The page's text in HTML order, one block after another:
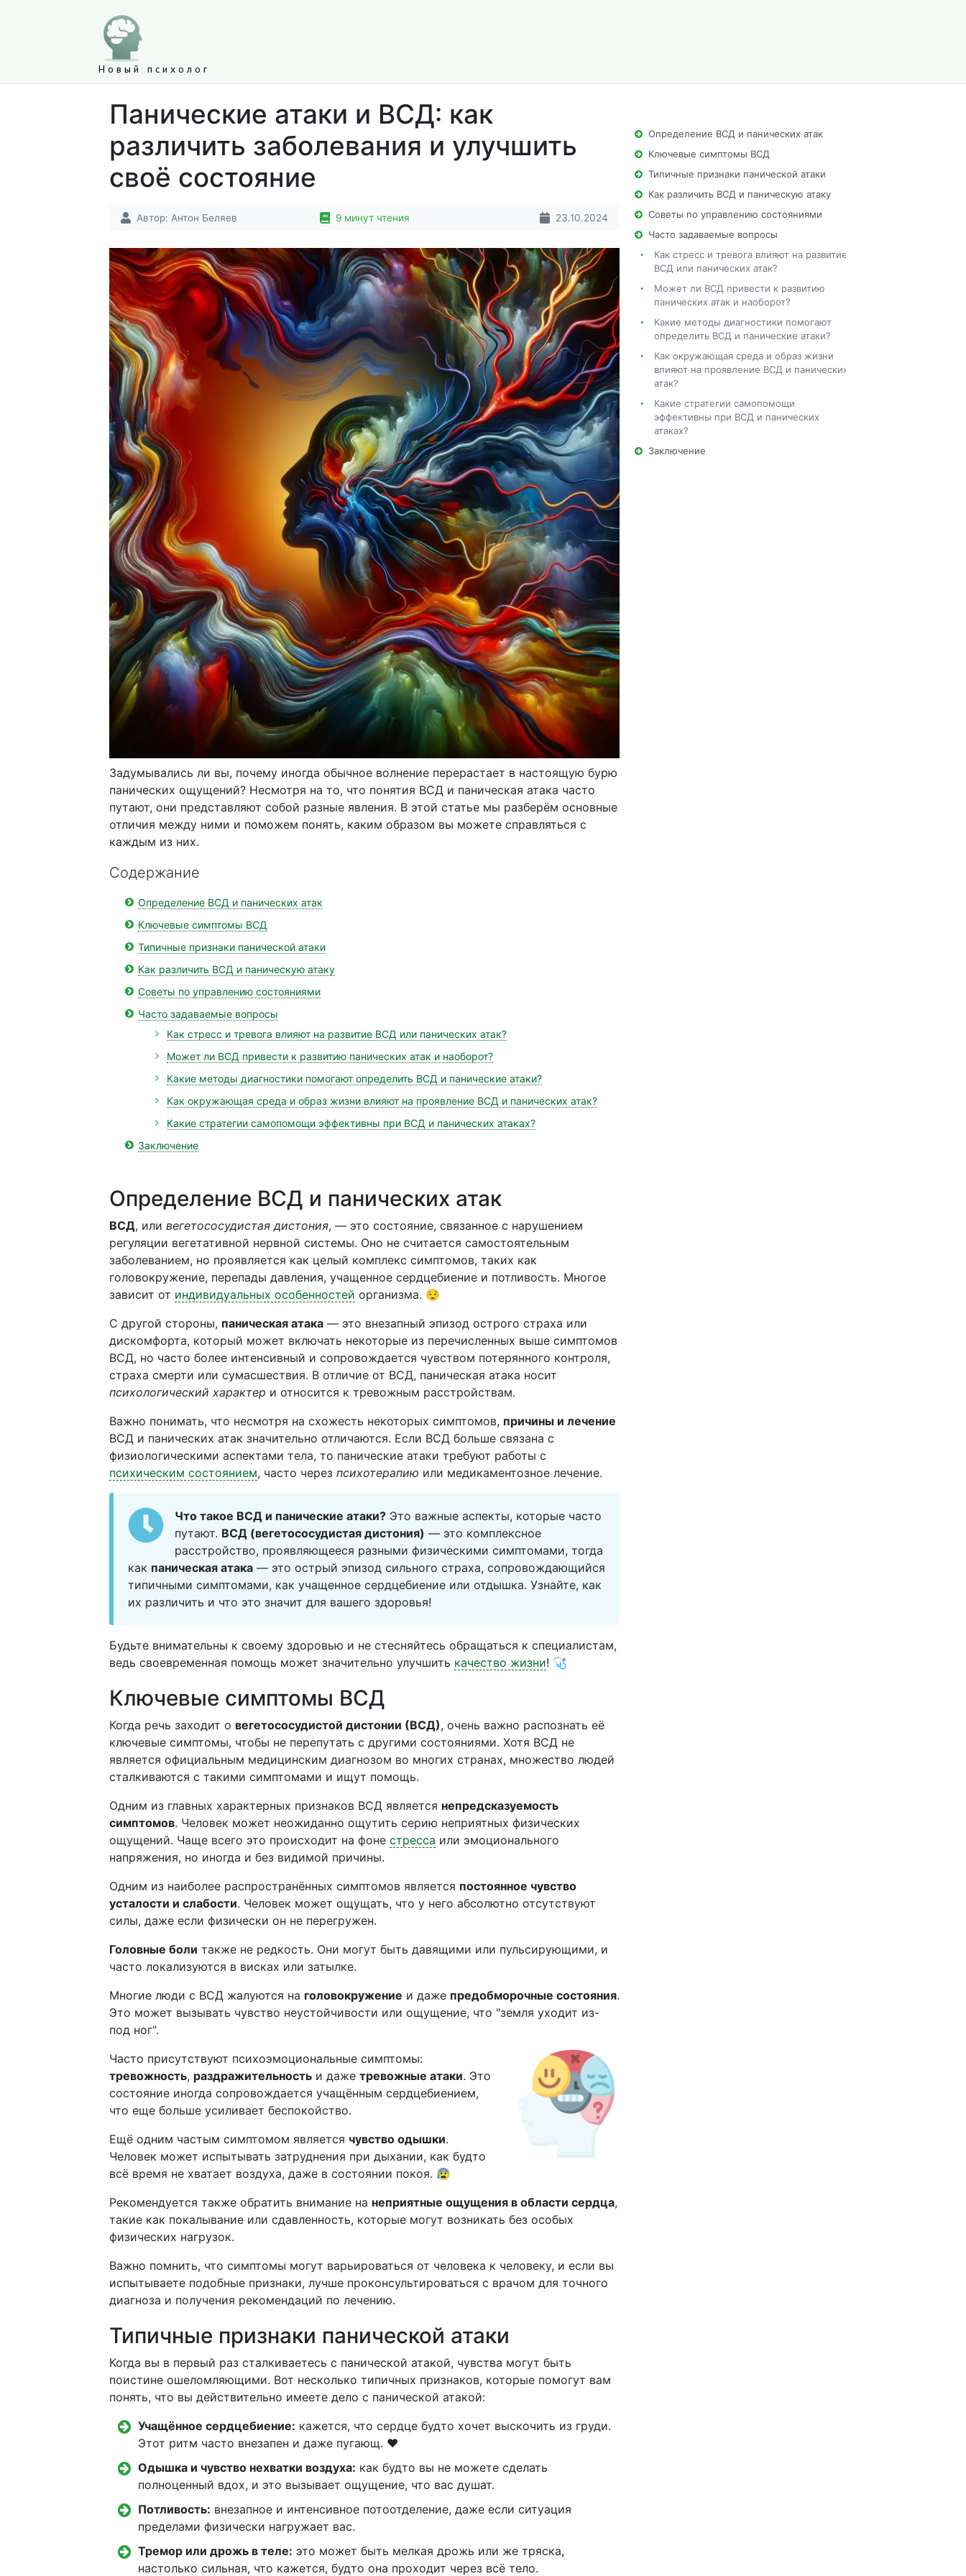
Новый психолог
Панические атаки и ВСД: как
различить заболевания и улучшить
своё состояние
Автор: Антон Беляев 9 минут чтения 23.10.2024
Задумывались ли вы, почему иногда обычное волнение перерастает в настоящую бурю
панических ощущений? Несмотря на то, что понятия ВСД и паническая атака часто
путают, они представляют собой разные явления. В этой статье мы разберём основные
отличия между ними и поможем понять, каким образом вы можете справляться с
каждым из них.
Содержание
Определение ВСД и панических атак
Ключевые симптомы ВСД
Типичные признаки панической атаки
Как различить ВСД и паническую атаку
Советы по управлению состояниями
Часто задаваемые вопросы
Как стресс и тревога влияют на развитие ВСД или панических атак?
Может ли ВСД привести к развитию панических атак и наоборот?
Какие методы диагностики помогают определить ВСД и панические атаки?
Как окружающая среда и образ жизни влияют на проявление ВСД и панических атак?
Какие стратегии самопомощи эффективны при ВСД и панических атаках?
Заключение
Определение ВСД и панических атак
ВСД, или вегетососудистая дистония, — это состояние, связанное с нарушением
регуляции вегетативной нервной системы. Оно не считается самостоятельным
заболеванием, но проявляется как целый комплекс симптомов, таких как
головокружение, перепады давления, учащенное сердцебиение и потливость. Многое
зависит от индивидуальных особенностей организма. 😌
С другой стороны, паническая атака — это внезапный эпизод острого страха или
дискомфорта, который может включать некоторые из перечисленных выше симптомов
ВСД, но часто более интенсивный и сопровождается чувством потерянного контроля,
страха смерти или сумасшествия. В отличие от ВСД, паническая атака носит
психологический характер и относится к тревожным расстройствам.
Важно понимать, что несмотря на схожесть некоторых симптомов, причины и лечение
ВСД и панических атак значительно отличаются. Если ВСД больше связана с
физиологическими аспектами тела, то панические атаки требуют работы с
психическим состоянием, часто через психотерапию или медикаментозное лечение.
Что такое ВСД и панические атаки? Это важные аспекты, которые часто
путают. ВСД (вегетососудистая дистония) — это комплексное
расстройство, проявляющееся разными физическими симптомами, тогда
как паническая атака — это острый эпизод сильного страха, сопровождающийся
типичными симптомами, как учащенное сердцебиение или отдышка. Узнайте, как
их различить и что это значит для вашего здоровья!
Будьте внимательны к своему здоровью и не стесняйтесь обращаться к специалистам,
ведь своевременная помощь может значительно улучшить качество жизни! 🩺
Ключевые симптомы ВСД
Когда речь заходит о вегетососудистой дистонии (ВСД), очень важно распознать её
ключевые симптомы, чтобы не перепутать с другими состояниями. Хотя ВСД не
является официальным медицинским диагнозом во многих странах, множество людей
сталкиваются с такими симптомами и ищут помощь.
Одним из главных характерных признаков ВСД является непредсказуемость
симптомов. Человек может неожиданно ощутить серию неприятных физических
ощущений. Чаще всего это происходит на фоне стресса или эмоционального
напряжения, но иногда и без видимой причины.
Одним из наиболее распространённых симптомов является постоянное чувство
усталости и слабости. Человек может ощущать, что у него абсолютно отсутствуют
силы, даже если физически он не перегружен.
Головные боли также не редкость. Они могут быть давящими или пульсирующими, и
часто локализуются в висках или затылке.
Многие люди с ВСД жалуются на головокружение и даже предобморочные состояния.
Это может вызывать чувство неустойчивости или ощущение, что "земля уходит из-
под ног".
Часто присутствуют психоэмоциональные симптомы:
тревожность, раздражительность и даже тревожные атаки. Это
состояние иногда сопровождается учащённым сердцебиением,
что еще больше усиливает беспокойство.
Ещё одним частым симптомом является чувство одышки.
Человек может испытывать затруднения при дыхании, как будто
всё время не хватает воздуха, даже в состоянии покоя. 😰
Рекомендуется также обратить внимание на неприятные ощущения в области сердца,
такие как покалывание или сдавленность, которые могут возникать без особых
физических нагрузок.
Важно помнить, что симптомы могут варьироваться от человека к человеку, и если вы
испытываете подобные признаки, лучше проконсультироваться с врачом для точного
диагноза и получения рекомендаций по лечению.
Типичные признаки панической атаки
Когда вы в первый раз сталкиваетесь с панической атакой, чувства могут быть
поистине ошеломляющими. Вот несколько типичных признаков, которые помогут вам
понять, что вы действительно имеете дело с панической атакой:
Учащённое сердцебиение: кажется, что сердце будто хочет выскочить из груди.
Этот ритм часто внезапен и даже пугающ. ❤️
Одышка и чувство нехватки воздуха: как будто вы не можете сделать
полноценный вдох, и это вызывает ощущение, что вас душат.
Потливость: внезапное и интенсивное потоотделение, даже если ситуация
пределами физически нагружает вас.
Тремор или дрожь в теле: это может быть мелкая дрожь или же тряска,
настолько сильная, что кажется, будто она проходит через всё тело.
Определение ВСД и панических атак
Ключевые симптомы ВСД
Типичные признаки панической атаки
Как различить ВСД и паническую атаку
Советы по управлению состояниями
Часто задаваемые вопросы
Как стресс и тревога влияют на развитие
ВСД или панических атак?
Может ли ВСД привести к развитию
панических атак и наоборот?
Какие методы диагностики помогают
определить ВСД и панические атаки?
Как окружающая среда и образ жизни
влияют на проявление ВСД и панических
атак?
Какие стратегии самопомощи
эффективны при ВСД и панических
атаках?
Заключение